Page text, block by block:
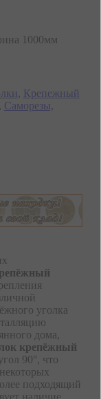
1000мм
, Крепежный
Саморезы,
уголка
дома,
крепёжный
90°, что
подходящий